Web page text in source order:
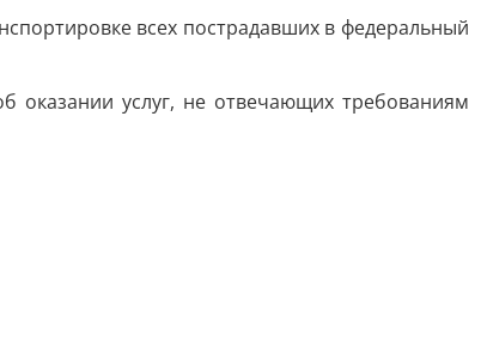
всех пострадавших в федеральный
оказании услуг, не отвечающих требованиям